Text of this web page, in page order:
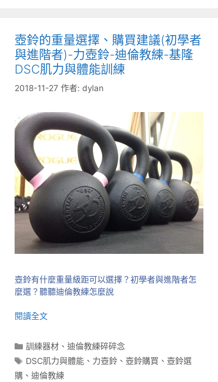
壺鈴的重量選擇、購買建議(初學者
與進階者)-力壺鈴-迪倫教練-基隆
DSC肌力與體能訓練
2018-11-27 作者: dylan
壺鈴有什麼重量級距可以選擇？初學者與進階者怎
麼選？聽聽迪倫教練怎麼說
閱讀全文
分
類
訓練器材 、迪倫教練碎碎念
標
籤
DSC肌力與體能 、 力壺鈴 、 壺鈴購買 、 壺鈴選
購 、 迪倫教練